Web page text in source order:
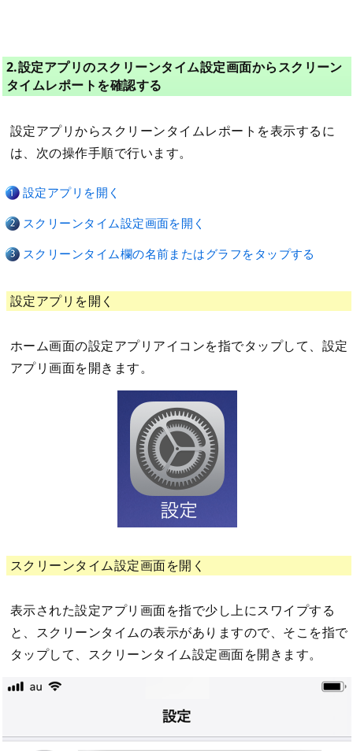
2.設定アプリのスクリーンタイム設定画面からスクリーン
タイムレポートを確認する
設定アプリからスクリーンタイムレポートを表示するに
は、次の操作手順で行います。
設定アプリを開く
スクリーンタイム設定画面を開く
スクリーンタイム欄の名前またはグラフをタップする
設定アプリを開く
ホーム画面の設定アプリアイコンを指でタップして、設定
アプリ画面を開きます。
スクリーンタイム設定画面を開く
表示された設定アプリ画面を指で少し上にスワイプする
と、スクリーンタイムの表示がありますので、そこを指で
タップして、スクリーンタイム設定画面を開きます。